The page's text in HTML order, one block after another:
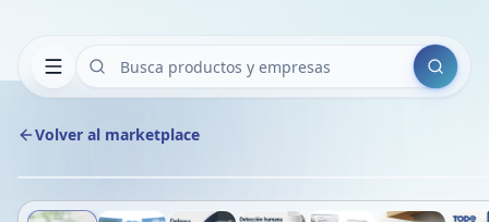
Buscar
Volver al marketplace
1/7